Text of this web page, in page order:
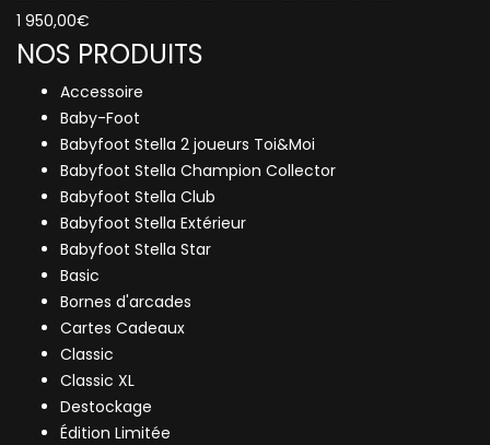
1 950,00€
NOS PRODUITS
Accessoire
Baby-Foot
Babyfoot Stella 2 joueurs Toi&Moi
Babyfoot Stella Champion Collector
Babyfoot Stella Club
Babyfoot Stella Extérieur
Babyfoot Stella Star
Basic
Bornes d'arcades
Cartes Cadeaux
Classic
Classic XL
Destockage
Édition Limitée